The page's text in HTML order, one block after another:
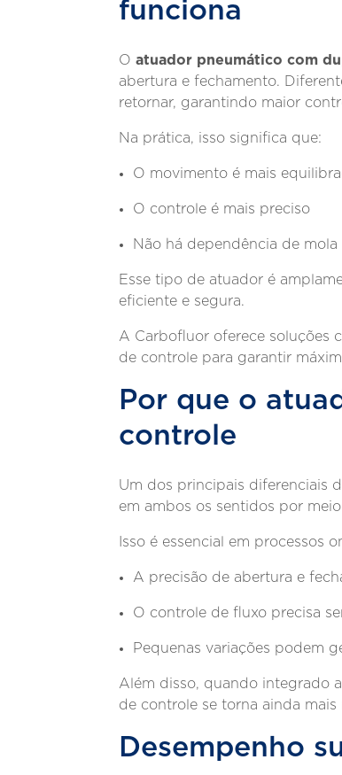
funciona
Oatuador pneumático com
abertura e fechamento.
retornar, garantindo maior
Na prática, isso significa que:
O movimento é mais
O controle é mais preciso
Não há dependência de
Esse tipo de atuador é
eficiente e segura.
A Carbofluor oferece soluções
de controle para garantir
Por que o
controle
Um dos principais diferenciais
em ambos os sentidos por
Isso é essencial em processos
A precisão de abertura e
O controle de fluxo precisa
Pequenas variações podem
Além disso, quando integrado
de controle se torna ainda mais
Desempenho